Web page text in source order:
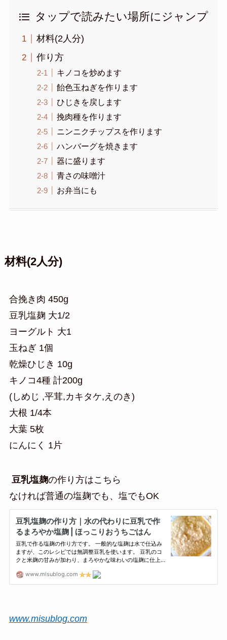
タップで読みたい場所にジャンプ
材料(2人分)
作り方
キノコを炒めます
飴色玉ねぎを作ります
ひじきを戻します
挽肉種を作ります
ニンニクチップスを作ります
ハンバーグを焼きます
器に盛ります
青さの味噌汁
お弁当にも
材料(2人分)
合挽き肉 450g
豆乳塩麹 大1/2
ヨーグルト 大1
玉ねぎ 1個
乾燥ひじき 10g
キノコ4種 計200g
(しめじ ,平茸,カキタケ,えのき)
大根 1/4本
大葉 5枚
にんにく 1片
豆乳塩麹の作り方はこちら
なければ普通の塩麹でも、塩でもOK
www.misublog.com